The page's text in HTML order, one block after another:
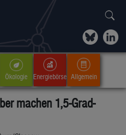
Ökologie Energiebörse Allgemein
machen 1,5-Grad-